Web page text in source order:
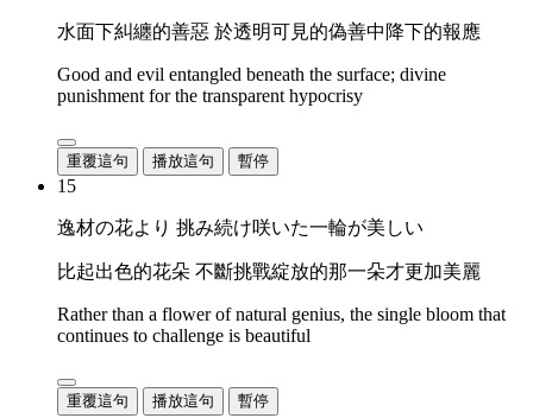
水面下糾纏的善惡 於透明可見的偽善中降下的報應
Good and evil entangled beneath the surface; divine
punishment for the transparent hypocrisy
重覆這句 播放這句 暫停
15
逸材の花より 挑み続け咲いた一輪が美しい
比起出色的花朵 不斷挑戰綻放的那一朵才更加美麗
Rather than a flower of natural genius, the single bloom that
continues to challenge is beautiful
重覆這句 播放這句 暫停